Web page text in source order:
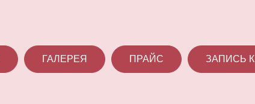
ГАЛЕРЕЯ ПРАЙС ЗАПИСЬ